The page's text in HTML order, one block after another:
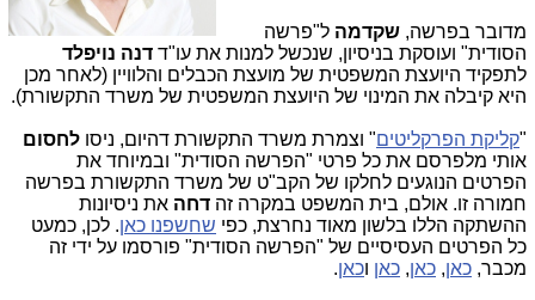
מדובר בפרשה, שקדמה ל"פרשה
הסודית" ועוסקת בניסיון, שנכשל למנות את עו"ד דנה נויפלד
לתפקיד היועצת המשפטית של מועצת הכבלים והלוויין (לאחר מכן
היא קיבלה את המינוי של היועצת המשפטית של משרד התקשורת).
"קליקת הפרקליטים" וצמרת משרד התקשורת דהיום, ניסו לחסום
אותי מלפרסם את כל פרטי "הפרשה הסודית" ובמיוחד את
הפרטים הנוגעים לחלקו של הקב"ט של משרד התקשורת בפרשה
חמורה זו. אולם, בית המשפט במקרה זה דחה את ניסיונות
ההשתקה הללו בלשון מאוד נחרצת, כפי שחשפנו כאן. לכן, כמעט
כל הפרטים העסיסיים של "הפרשה הסודית" פורסמו על ידי זה
מכבר, כאן, כאן, כאן וכאן.